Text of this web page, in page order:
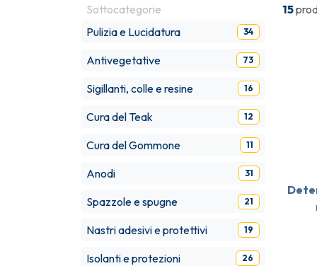
Sottocategorie
Pulizia e Lucidatura
34
Antivegetative 73
Sigillanti, colle e resine 16
Cura del Teak 12
Cura del Gommone 11
Anodi 31
Spazzole e spugne 21
Nastri adesivi e protettivi 19
Isolanti e protezioni 26
15